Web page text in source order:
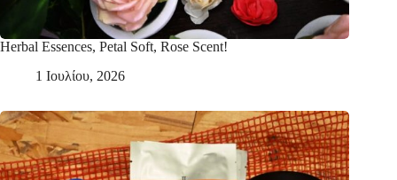
Herbal Essences, Petal Soft, Rose Scent!
1 Ιουλίου, 2026